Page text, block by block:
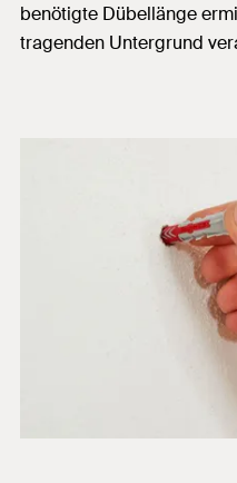
benötigte Dübellänge
tragenden Untergrund